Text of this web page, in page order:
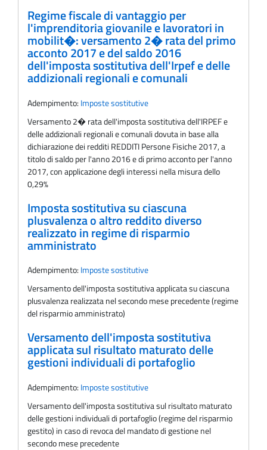
Regime fiscale di vantaggio per
l'imprenditoria giovanile e lavoratori in
mobilit�: versamento 2� rata del primo
acconto 2017 e del saldo 2016
dell'imposta sostitutiva dell'Irpef e delle
addizionali regionali e comunali
Adempimento: Imposte sostitutive
Versamento 2� rata dell'imposta sostitutiva dell'IRPEF e
delle addizionali regionali e comunali dovuta in base alla
dichiarazione dei redditi REDDITI Persone Fisiche 2017, a
titolo di saldo per l'anno 2016 e di primo acconto per l'anno
2017, con applicazione degli interessi nella misura dello
0,29%
Imposta sostitutiva su ciascuna
plusvalenza o altro reddito diverso
realizzato in regime di risparmio
amministrato
Adempimento: Imposte sostitutive
Versamento dell'imposta sostitutiva applicata su ciascuna
plusvalenza realizzata nel secondo mese precedente (regime
del risparmio amministrato)
Versamento dell'imposta sostitutiva
applicata sul risultato maturato delle
gestioni individuali di portafoglio
Adempimento: Imposte sostitutive
Versamento dell'imposta sostitutiva sul risultato maturato
delle gestioni individuali di portafoglio (regime del risparmio
gestito) in caso di revoca del mandato di gestione nel
secondo mese precedente